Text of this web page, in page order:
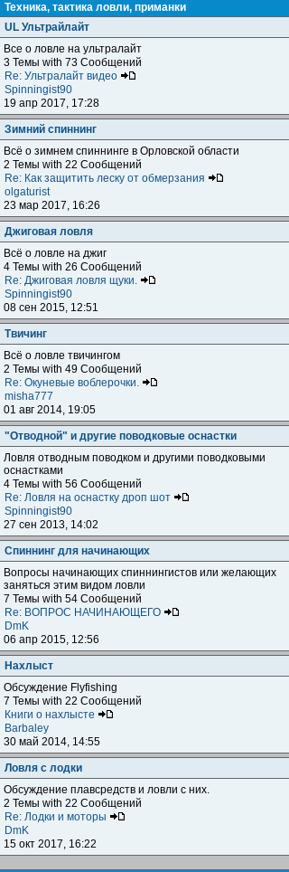
Техника, тактика ловли, приманки
UL Ультрайлайт
Все о ловле на ультралайт
3 Темы with 73 Сообщений
Re: Ультралайт видео
Spinningist90
19 апр 2017, 17:28
Зимний спиннинг
Всё о зимнем спиннинге в Орловской области
2 Темы with 22 Сообщений
Re: Как защитить леску от обмерзания
olgaturist
23 мар 2017, 16:26
Джиговая ловля
Всё о ловле на джиг
4 Темы with 26 Сообщений
Re: Джиговая ловля щуки.
Spinningist90
08 сен 2015, 12:51
Твичинг
Всё о ловле твичингом
2 Темы with 49 Сообщений
Re: Окуневые воблерочки.
misha777
01 авг 2014, 19:05
"Отводной" и другие поводковые оснастки
Ловля отводным поводком и другими поводковыми
оснастками
4 Темы with 56 Сообщений
Re: Ловля на оснастку дроп шот
Spinningist90
27 сен 2013, 14:02
Спиннинг для начинающих
Вопросы начинающих спиннингистов или желающих
заняться этим видом ловли
7 Темы with 54 Сообщений
Re: ВОПРОС НАЧИНАЮЩЕГО
DmK
06 апр 2015, 12:56
Нахлыст
Обсуждение Flyfishing
7 Темы with 22 Сообщений
Книги о нахлысте
Barbaley
30 май 2014, 14:55
Ловля с лодки
Обсуждение плавсредств и ловли с них.
2 Темы with 22 Сообщений
Re: Лодки и моторы
DmK
15 окт 2017, 16:22